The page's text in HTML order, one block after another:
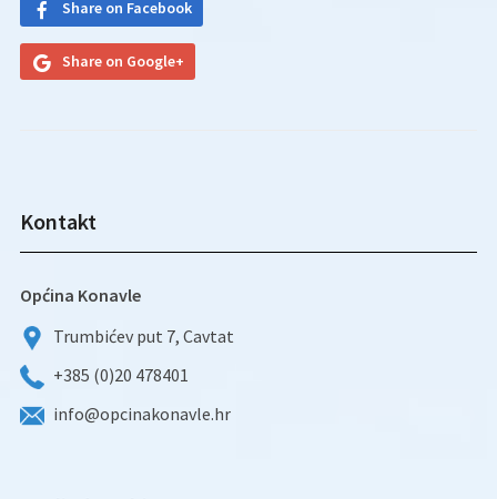
Share on Facebook
Share on Google+
Kontakt
Općina Konavle
Trumbićev put 7, Cavtat
+385 (0)20 478401
info@opcinakonavle.hr